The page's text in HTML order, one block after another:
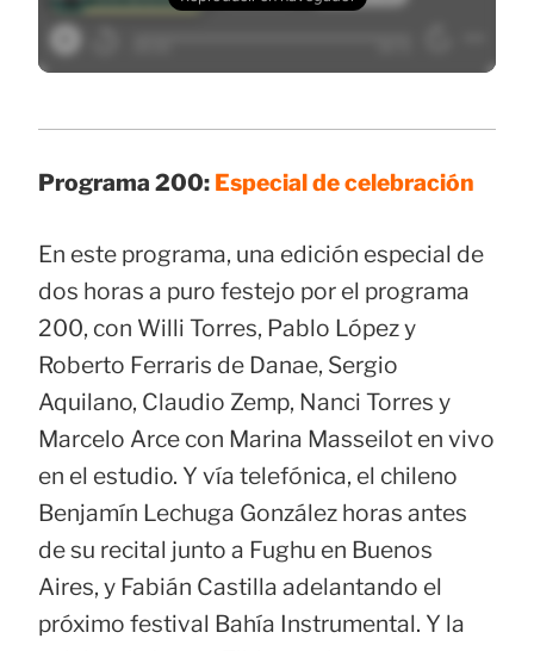
Programa 200: Especial de celebración
En este programa, una edición especial de
dos horas a puro festejo por el programa
200, con Willi Torres, Pablo López y
Roberto Ferraris de Danae, Sergio
Aquilano, Claudio Zemp, Nanci Torres y
Marcelo Arce con Marina Masseilot en vivo
en el estudio. Y vía telefónica, el chileno
Benjamín Lechuga González horas antes
de su recital junto a Fughu en Buenos
Aires, y Fabián Castilla adelantando el
próximo festival Bahía Instrumental. Y la